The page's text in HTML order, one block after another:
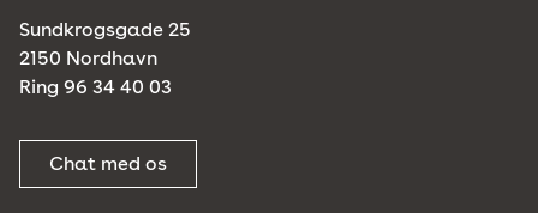
Sundkrogsgade 25
2150 Nordhavn
Ring 96 34 40 03
Chat med os